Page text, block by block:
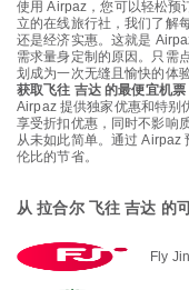
使用 Airpaz，您可以轻松预
立的在线旅行社，我们了解
还是经济实惠。这就是
需求量身定制的原因。只需
划成为一次无缝且愉快的体验
获取飞往 吉达 的最便宜机票
Airpaz 提供独家优惠和特别
享受折扣优惠，同时不影响
从未如此简单。通过 Airpaz
伦比的节省。
从 拉合尔 飞往 吉达 的
Fly